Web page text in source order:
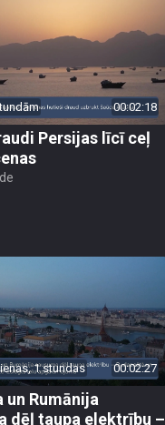
00:02:18
Persijas līcī ceļ
1 stundas 00:02:27
un Rumānija
dēļ taupa elektrību –